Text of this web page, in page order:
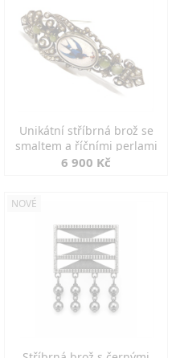
Unikátní stříbrná brož se
smaltem a říčními perlami
6 900 Kč
NOVÉ